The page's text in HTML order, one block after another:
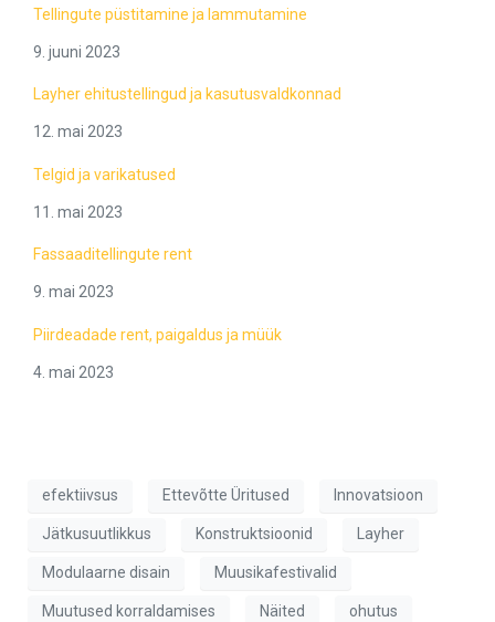
Tellingute püstitamine ja lammutamine
9. juuni 2023
Layher ehitustellingud ja kasutusvaldkonnad
12. mai 2023
Telgid ja varikatused
11. mai 2023
Fassaaditellingute rent
9. mai 2023
Piirdeadade rent, paigaldus ja müük
4. mai 2023
efektiivsus Ettevõtte Üritused Innovatsioon
Jätkusuutlikkus Konstruktsioonid Layher
Modulaarne disain Muusikafestivalid
Muutused korraldamises Näited ohutus